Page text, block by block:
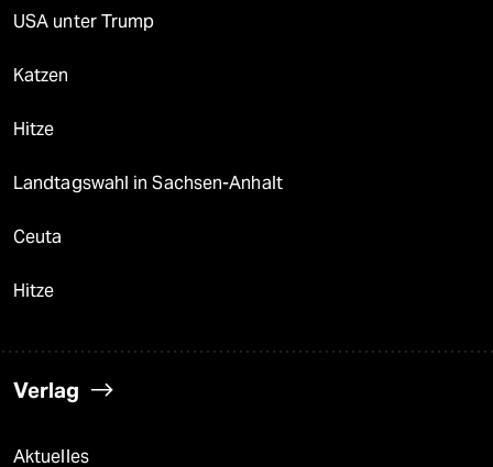
USA unter Trump
Katzen
Hitze
Landtagswahl in Sachsen-Anhalt
Ceuta
Hitze
Verlag
Aktuelles